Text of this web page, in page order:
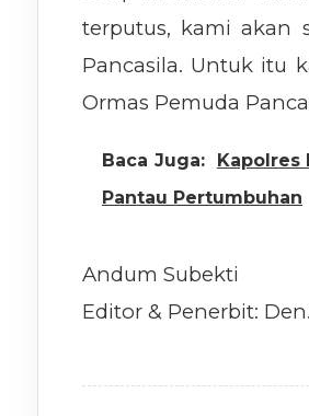
terputus, kami akan
Pancasila. Untuk itu
Ormas Pemuda
Baca Juga:
Kapolres
Pantau Pertumbuhan
Andum Subekti
Editor & Penerbit: